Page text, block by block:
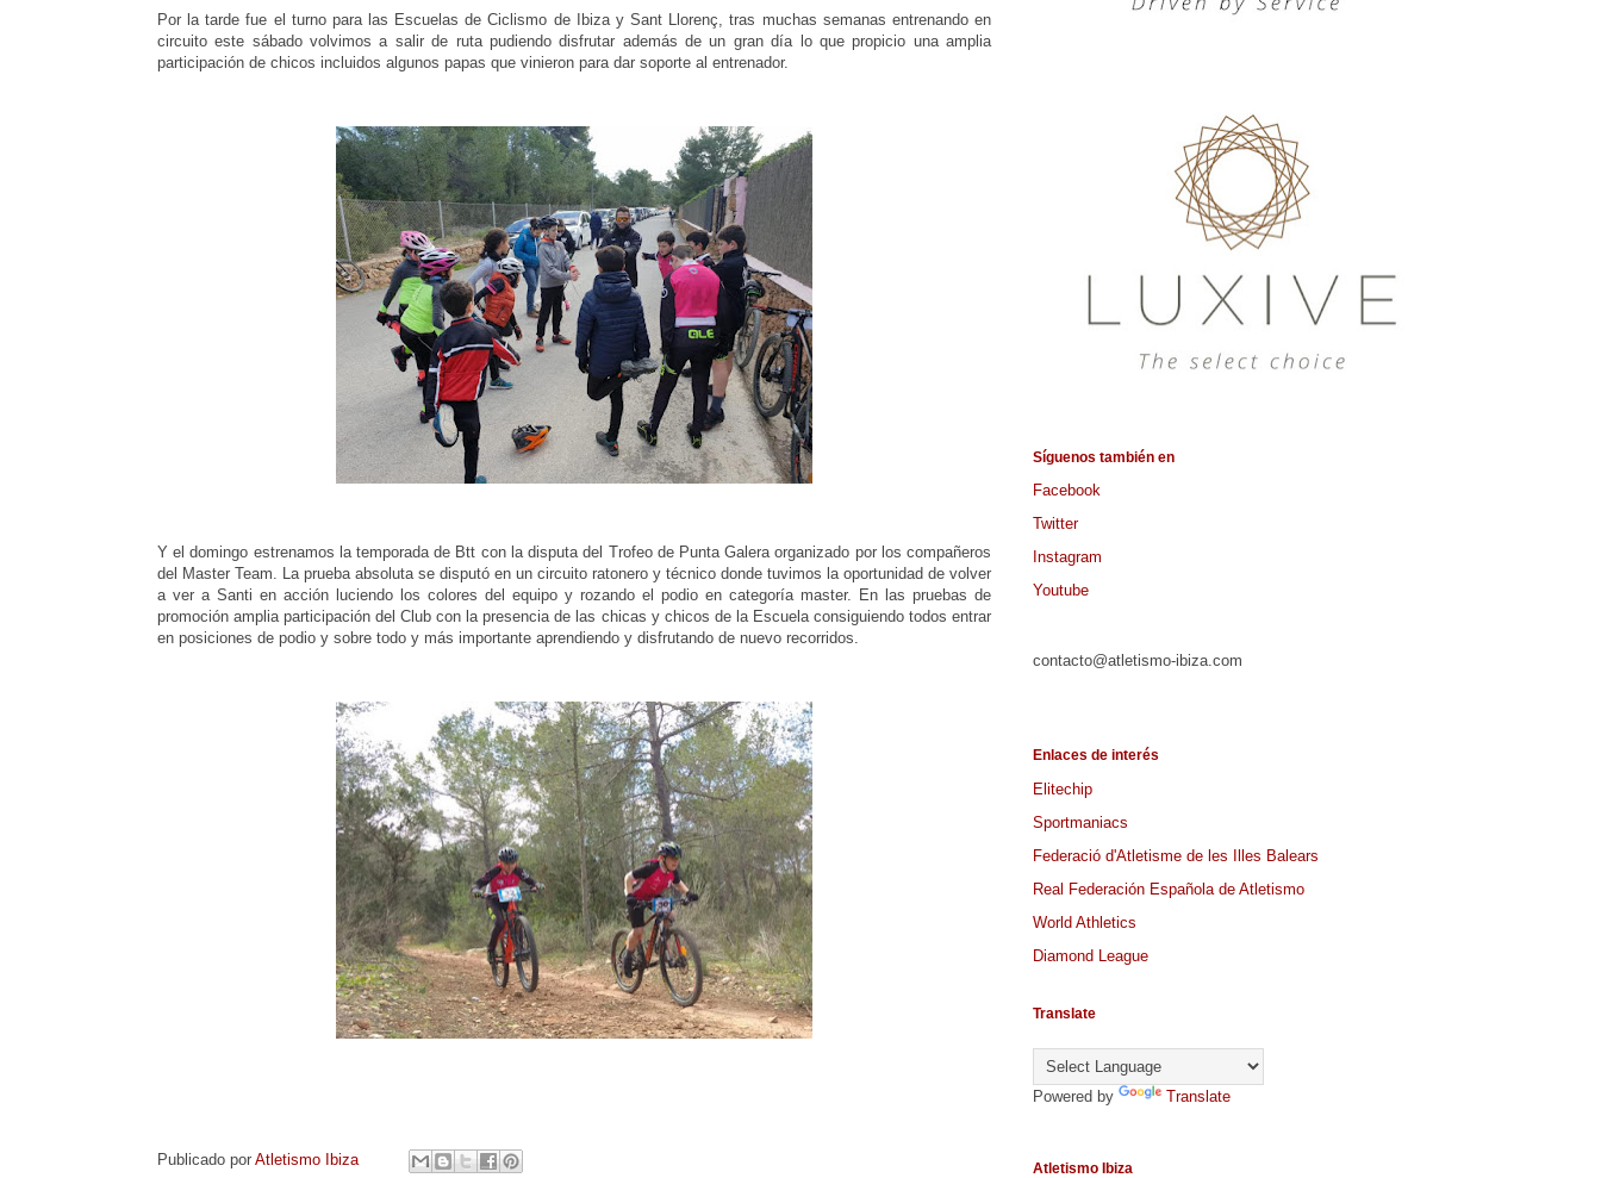
Por la tarde fue el turno para las Escuelas de Ciclismo de Ibiza y Sant Llorenç, tras muchas semanas entrenando en
circuito este sábado volvimos a salir de ruta pudiendo disfrutar además de un gran día lo que propicio una amplia
participación de chicos incluidos algunos papas que vinieron para dar soporte al entrenador.
Y el domingo estrenamos la temporada de Btt con la disputa del Trofeo de Punta Galera organizado por los compañeros
del Master Team. La prueba absoluta se disputó en un circuito ratonero y técnico donde tuvimos la oportunidad de volver
a ver a Santi en acción luciendo los colores del equipo y rozando el podio en categoría master. En las pruebas de
promoción amplia participación del Club con la presencia de las chicas y chicos de la Escuela consiguiendo todos entrar
en posiciones de podio y sobre todo y más importante aprendiendo y disfrutando de nuevo recorridos.
Publicado por Atletismo Ibiza
Síguenos también en
Facebook
Twitter
Instagram
Youtube
contacto@atletismo-ibiza.com
Enlaces de interés
Elitechip
Sportmaniacs
Federació d'Atletisme de les Illes Balears
Real Federación Española de Atletismo
World Athletics
Diamond League
Translate
Powered by Translate
Atletismo Ibiza